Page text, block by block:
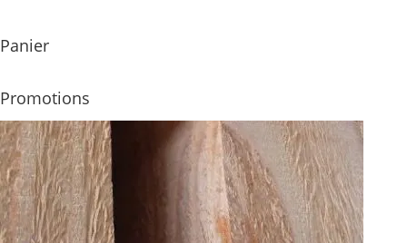
Panier
Promotions